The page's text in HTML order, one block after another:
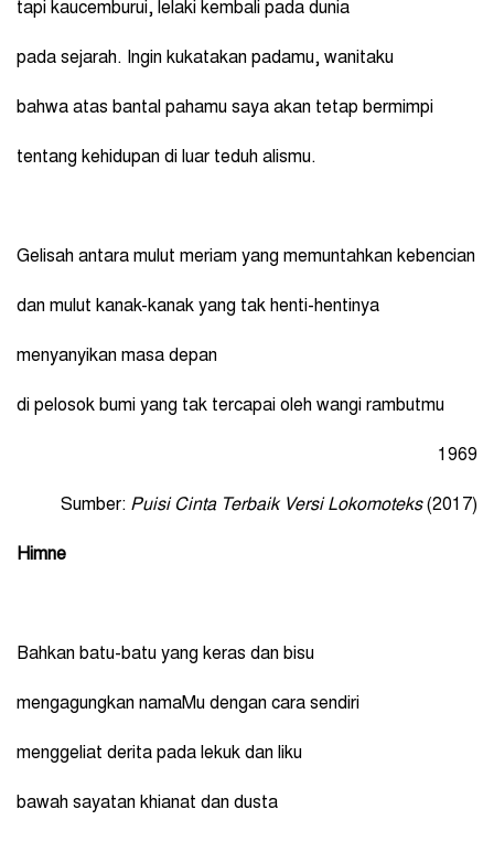
tapi kaucemburui, lelaki kembali pada dunia
pada sejarah. Ingin kukatakan padamu, wanitaku
bahwa atas bantal pahamu saya akan tetap bermimpi
tentang kehidupan di luar teduh alismu.
Gelisah antara mulut meriam yang memuntahkan kebencian
dan mulut kanak-kanak yang tak henti-hentinya
menyanyikan masa depan
di pelosok bumi yang tak tercapai oleh wangi rambutmu
1969
Sumber: Puisi Cinta Terbaik Versi Lokomoteks(2017)
Himne
Bahkan batu-batu yang keras dan bisu
mengagungkan namaMu dengan cara sendiri
menggeliat derita pada lekuk dan liku
bawah sayatan khianat dan dusta